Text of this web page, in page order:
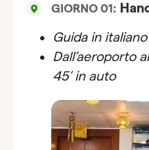
GIORNO 01:
Guida in
Dall’aeroporto
45’ in auto